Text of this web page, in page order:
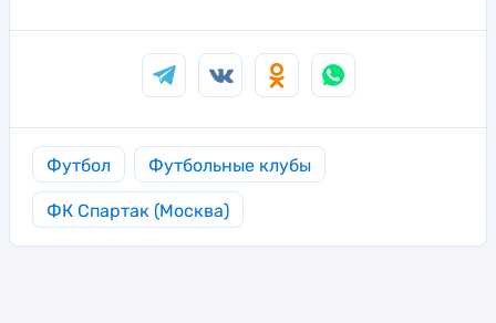
Футбол Футбольные клубы
ФК Спартак (Москва)